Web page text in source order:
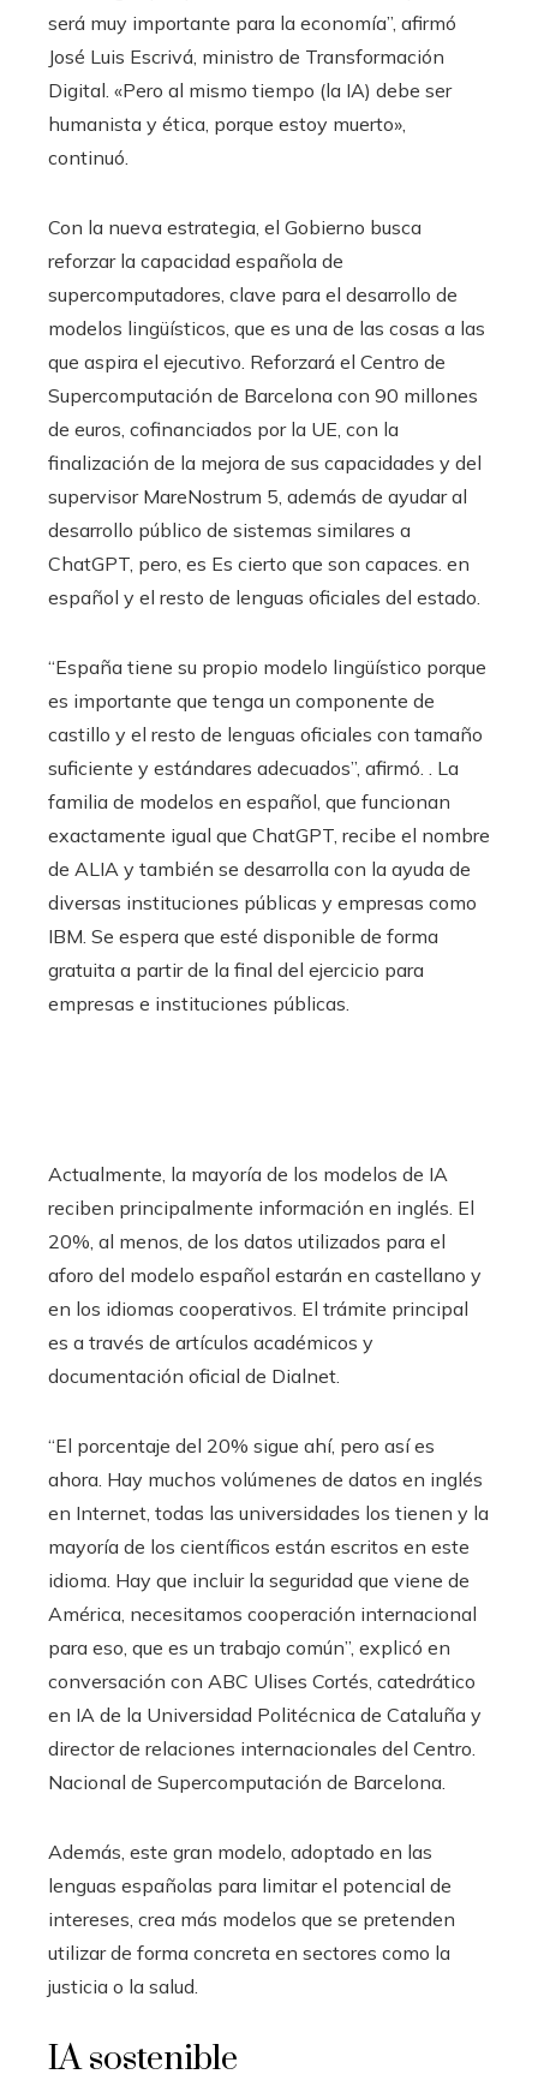
será muy importante para la economía”, afirmó
José Luis Escrivá, ministro de Transformación
Digital. «Pero al mismo tiempo (la IA) debe ser
humanista y ética, porque estoy muerto»,
continuó.
Con la nueva estrategia, el Gobierno busca
reforzar la capacidad española de
supercomputadores, clave para el desarrollo de
modelos lingüísticos, que es una de las cosas a las
que aspira el ejecutivo. Reforzará el Centro de
Supercomputación de Barcelona con 90 millones
de euros, cofinanciados por la UE, con la
finalización de la mejora de sus capacidades y del
supervisor MareNostrum 5, además de ayudar al
desarrollo público de sistemas similares a
ChatGPT, pero, es Es cierto que son capaces. en
español y el resto de lenguas oficiales del estado.
“España tiene su propio modelo lingüístico porque
es importante que tenga un componente de
castillo y el resto de lenguas oficiales con tamaño
suficiente y estándares adecuados”, afirmó. . La
familia de modelos en español, que funcionan
exactamente igual que ChatGPT, recibe el nombre
de ALIA y también se desarrolla con la ayuda de
diversas instituciones públicas y empresas como
IBM. Se espera que esté disponible de forma
gratuita a partir de la final del ejercicio para
empresas e instituciones públicas.
Actualmente, la mayoría de los modelos de IA
reciben principalmente información en inglés. El
20%, al menos, de los datos utilizados para el
aforo del modelo español estarán en castellano y
en los idiomas cooperativos. El trámite principal
es a través de artículos académicos y
documentación oficial de Dialnet.
“El porcentaje del 20% sigue ahí, pero así es
ahora. Hay muchos volúmenes de datos en inglés
en Internet, todas las universidades los tienen y la
mayoría de los científicos están escritos en este
idioma. Hay que incluir la seguridad que viene de
América, necesitamos cooperación internacional
para eso, que es un trabajo común”, explicó en
conversación con ABC Ulises Cortés, catedrático
en IA de la Universidad Politécnica de Cataluña y
director de relaciones internacionales del Centro.
Nacional de Supercomputación de Barcelona.
Además, este gran modelo, adoptado en las
lenguas españolas para limitar el potencial de
intereses, crea más modelos que se pretenden
utilizar de forma concreta en sectores como la
justicia o la salud.
IA sostenible